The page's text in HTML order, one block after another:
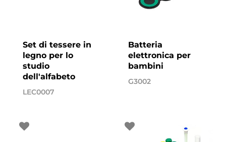
Set di tessere in
legno per lo
studio
dell'alfabeto
LEC0007
Batteria
elettronica per
bambini
G3002